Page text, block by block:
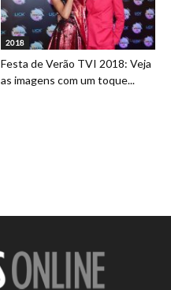
2018
Festa de Verão TVI 2018: Veja
as imagens com um toque...